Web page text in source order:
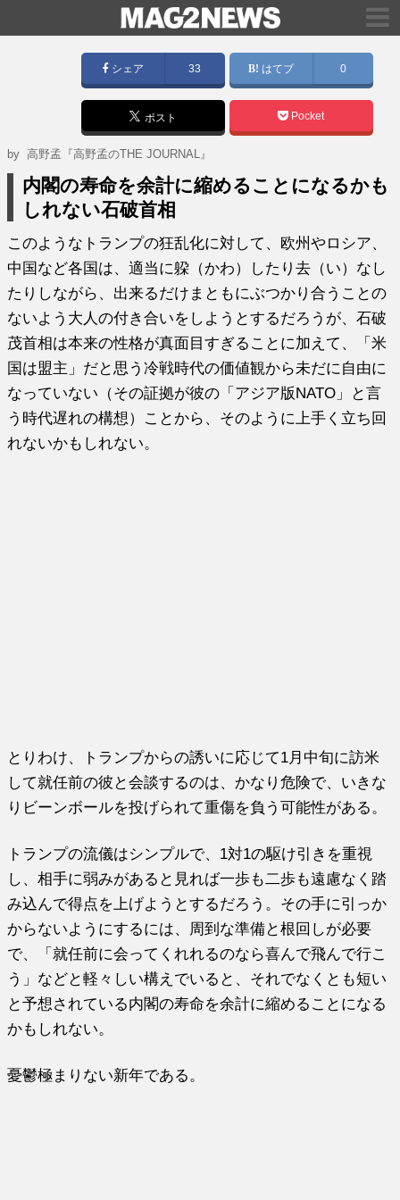
シェア 33 はてブ 0
ポスト Pocket
by高野孟『高野孟のTHE JOURNAL』
内閣の寿命を余計に縮めることになるかも
しれない石破首相
このようなトランプの狂乱化に対して、欧州やロシア、
中国など各国は、適当に躱（かわ）したり去（い）なし
たりしながら、出来るだけまともにぶつかり合うことの
ないよう大人の付き合いをしようとするだろうが、石破
茂首相は本来の性格が真面目すぎることに加えて、「米
国は盟主」だと思う冷戦時代の価値観から未だに自由に
なっていない（その証拠が彼の「アジア版NATO」と言
う時代遅れの構想）ことから、そのように上手く立ち回
れないかもしれない。
とりわけ、トランプからの誘いに応じて1月中旬に訪米
して就任前の彼と会談するのは、かなり危険で、いきな
りビーンボールを投げられて重傷を負う可能性がある。
トランプの流儀はシンプルで、1対1の駆け引きを重視
し、相手に弱みがあると見れば一歩も二歩も遠慮なく踏
み込んで得点を上げようとするだろう。その手に引っか
からないようにするには、周到な準備と根回しが必要
で、「就任前に会ってくれれるのなら喜んで飛んで行こ
う」などと軽々しい構えでいると、それでなくとも短い
と予想されている内閣の寿命を余計に縮めることになる
かもしれない。
憂鬱極まりない新年である。